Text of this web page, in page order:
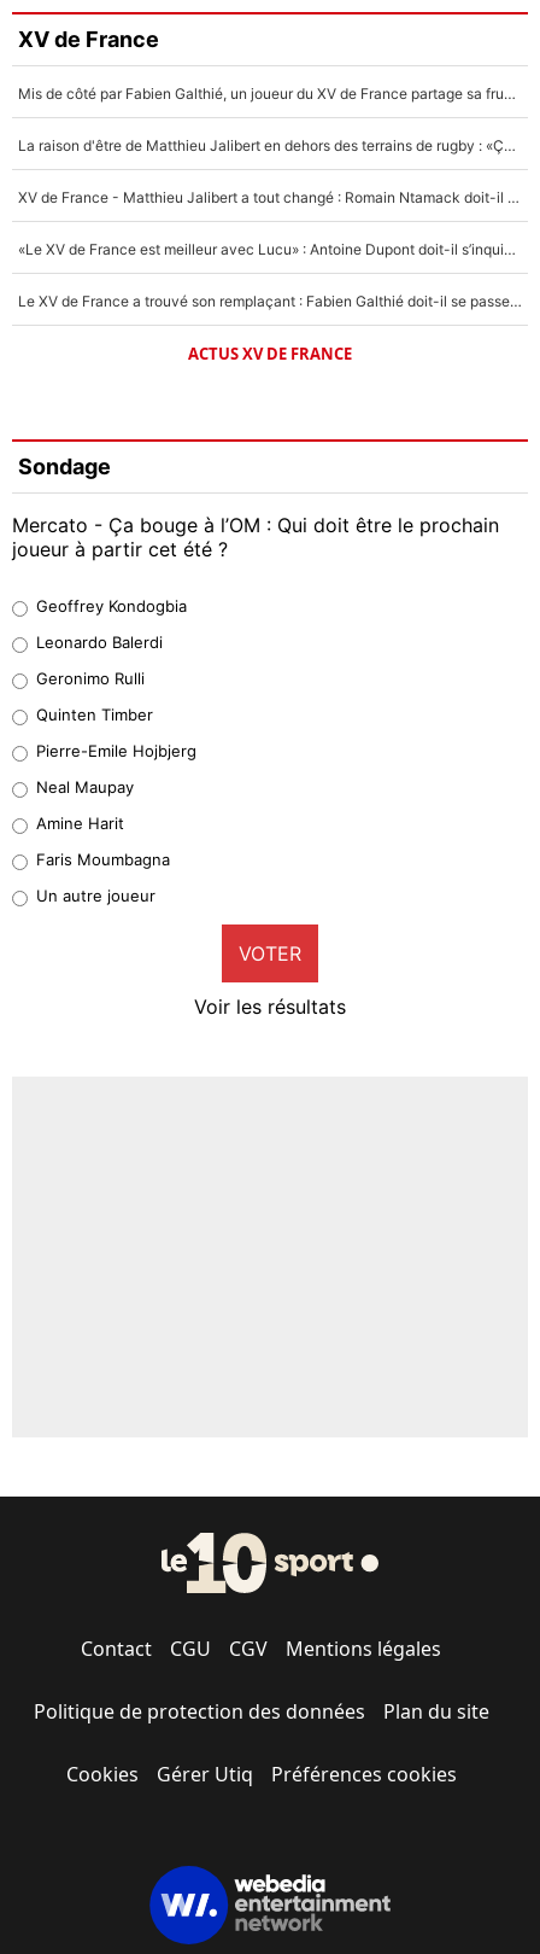
XV de France
Mis de côté par Fabien Galthié, un joueur du XV de France partage sa frustration : «ils ne me l’ont pas dit tout de suite»
La raison d'être de Matthieu Jalibert en dehors des terrains de rugby : «Ça m'atteint autant que si tu touches à un membre de ma famille»
XV de France - Matthieu Jalibert a tout changé : Romain Ntamack doit-il s’inquiéter pour sa place à un an de la Coupe du monde ?
«Le XV de France est meilleur avec Lucu» : Antoine Dupont doit-il s’inquiéter pour sa place ?
Le XV de France a trouvé son remplaçant : Fabien Galthié doit-il se passer d'Antoine Dupont ?
ACTUS XV DE FRANCE
Sondage
Mercato - Ça bouge à l’OM : Qui doit être le prochain
joueur à partir cet été ?
38%
32%
5%
1%
9%
Geoffrey Kondogbia
Leonardo Balerdi
Geronimo Rulli
Quinten Timber
Pierre-Emile Hojbjerg
Neal Maupay
Amine Harit
Faris Moumbagna
Un autre joueur
VOTER
Voir les résultats
Contact CGU CGV Mentions légales
Politique de protection des données Plan du site
Cookies Gérer Utiq Préférences cookies